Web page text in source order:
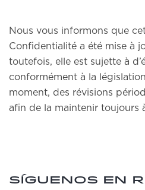
Nous vous informons que
Confidentialité a été mise à
toutefois, elle est sujette à
conformément à la
moment, des révisions
afin de la maintenir toujours
Síguenos en